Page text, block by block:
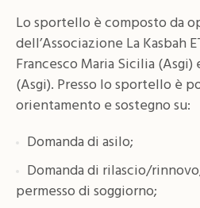
Lo sportello è composto da
dell’Associazione La Kasbah
Francesco Maria Sicilia
(Asgi). Presso lo sportello è
orientamento e sostegno su:
Domanda di asilo;
Domanda di rilascio/
permesso di soggiorno;